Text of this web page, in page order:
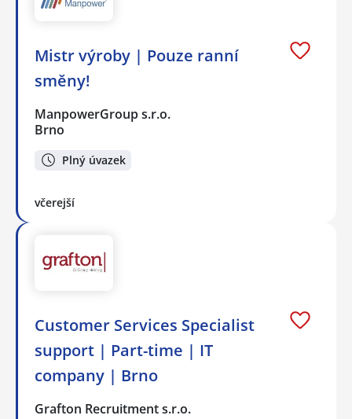
Mistr výroby | Pouze ranní
směny!
ManpowerGroup s.r.o.
Brno
Plný úvazek
včerejší
Customer Services Specialist
support | Part-time | IT
company | Brno
Grafton Recruitment s.r.o.